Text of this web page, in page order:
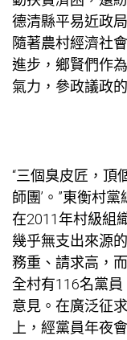
德清縣平易近政
隨著農村經濟社
進步，鄉賢們作
氣力，參政議政
“三個臭皮匠，頂
師團’。”東衡村
在2011年村級組
幾乎無支出來源
務重、請求高，
全村有116名黨
意見。在廣泛征
上，經黨員年夜